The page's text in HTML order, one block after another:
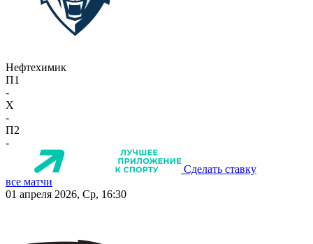
Нефтехимик
П1
-
X
-
П2
-
Сделать ставку
все матчи
01 апреля 2026, Ср, 16:30